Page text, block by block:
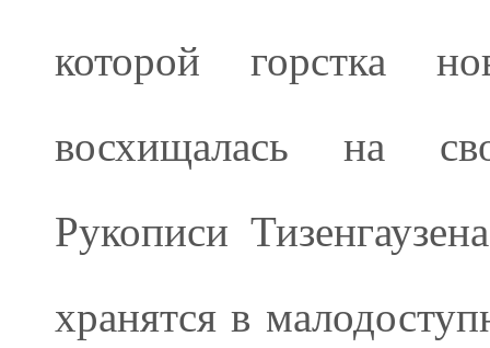
которой горстка
восхищалась на
Рукописи
хранятся в